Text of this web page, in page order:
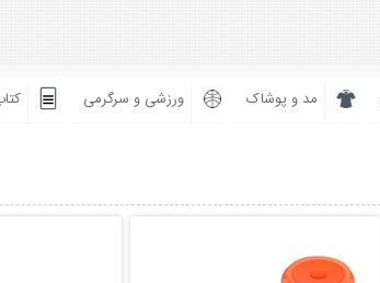
مد و پوشاک ورزشی و سرگرمی